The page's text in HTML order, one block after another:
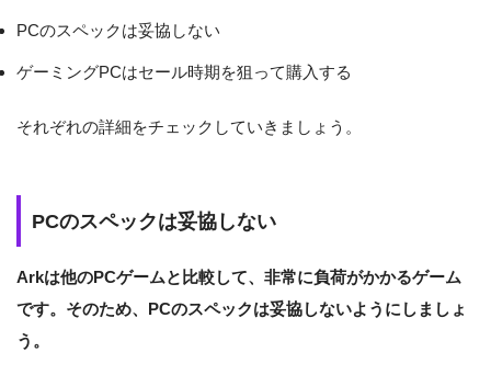
PCのスペックは妥協しない
ゲーミングPCはセール時期を狙って購入する
それぞれの詳細をチェックしていきましょう。
PCのスペックは妥協しない
Arkは他のPCゲームと比較して、非常に負荷がかかるゲーム
です。そのため、PCのスペックは妥協しないようにしましょ
う。